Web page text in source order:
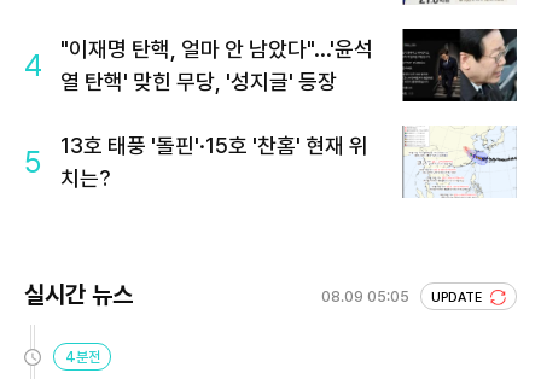
4
"이재명 탄핵, 얼마 안 남았다"...'윤석
열 탄핵' 맞힌 무당, '성지글' 등장
5
13호 태풍 '돌핀'·15호 '찬홈' 현재 위
치는?
실시간 뉴스 08.09 05:05 UPDATE
4분전